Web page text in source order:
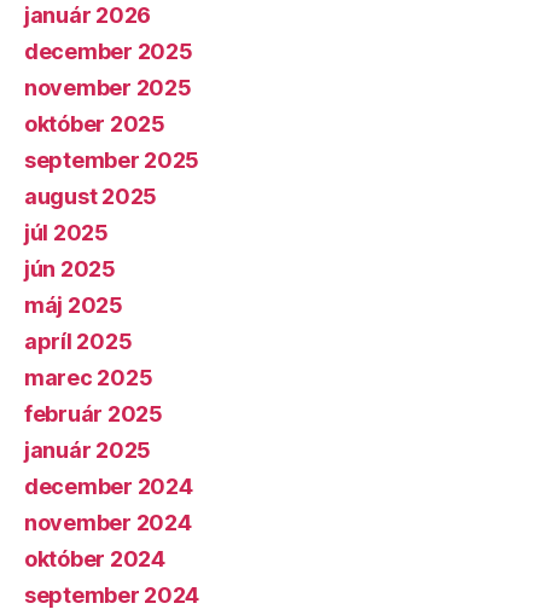
január 2026
december 2025
november 2025
október 2025
september 2025
august 2025
júl 2025
jún 2025
máj 2025
apríl 2025
marec 2025
február 2025
január 2025
december 2024
november 2024
október 2024
september 2024